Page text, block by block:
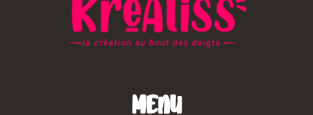
Menu